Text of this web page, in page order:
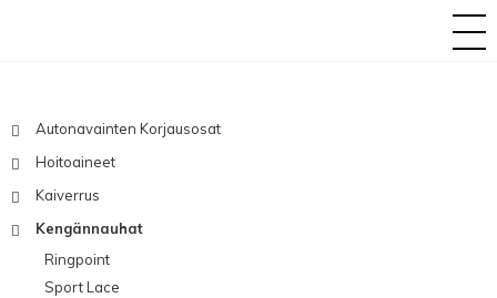
Autonavainten Korjausosat
Hoitoaineet
Kaiverrus
Kengännauhat
Ringpoint
Sport Lace